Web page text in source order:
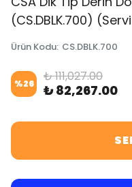
(CS.DBLK.700)
Ürün Kodu: CS.DBLK.700
%26 ₺ 111,027.00
₺ 82,267.00